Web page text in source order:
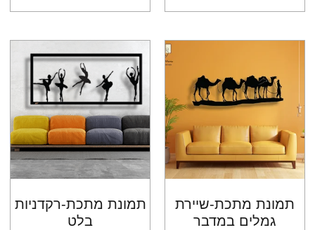
תמונת מתכת-שיירת
גמלים במדבר
תמונת מתכת-רקדניות
בלט